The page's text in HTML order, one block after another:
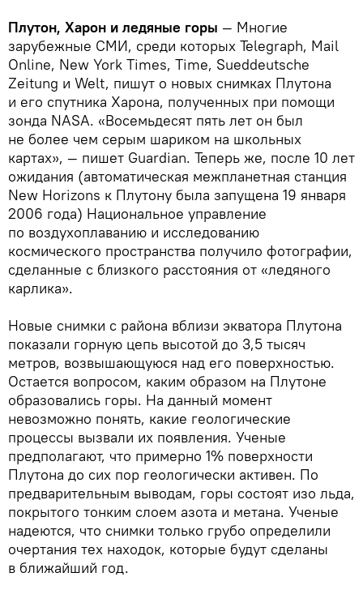
Плутон, Харон и ледяные горы — Многие
зарубежные СМИ, среди которых Telegraph, Mail
Online, New York Times, Time, Sueddeutsche
Zeitung и Welt, пишут о новых снимках Плутона
и его спутника Харона, полученных при помощи
зонда NASA. «Восемьдесят пять лет он был
не более чем серым шариком на школьных
картах», — пишет Guardian. Теперь же, после 10 лет
ожидания (автоматическая межпланетная станция
New Horizons к Плутону была запущена 19 января
2006 года) Национальное управление
по воздухоплаванию и исследованию
космического пространства получило фотографии,
сделанные с близкого расстояния от «ледяного
карлика».
Новые снимки с района вблизи экватора Плутона
показали горную цепь высотой до 3,5 тысяч
метров, возвышающуюся над его поверхностью.
Остается вопросом, каким образом на Плутоне
образовались горы. На данный момент
невозможно понять, какие геологические
процессы вызвали их появления. Ученые
предполагают, что примерно 1% поверхности
Плутона до сих пор геологически активен. По
предварительным выводам, горы состоят изо льда,
покрытого тонким слоем азота и метана. Ученые
надеются, что снимки только грубо определили
очертания тех находок, которые будут сделаны
в ближайший год.